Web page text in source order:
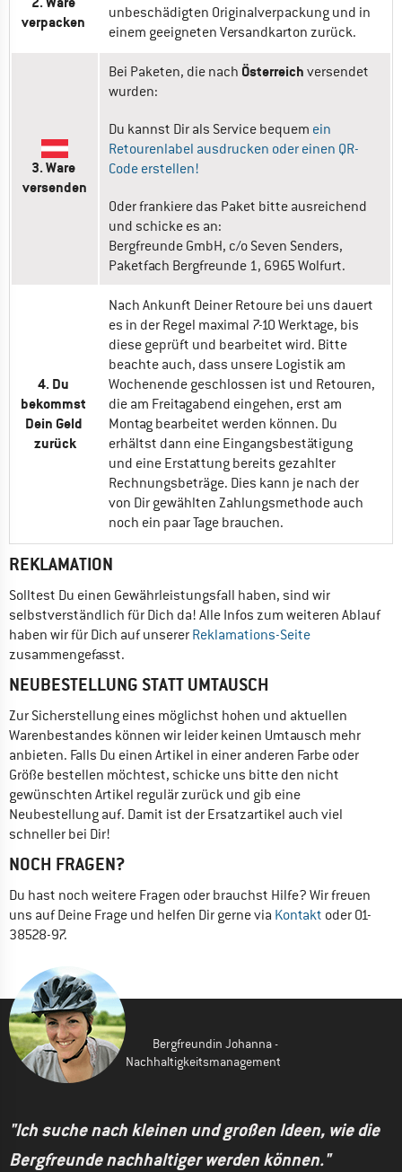
verpacken
unbeschädigten Originalverpackung und in
einem geeigneten Versandkarton zurück.
3. Ware
versenden
Bei Paketen, die nach Österreich versendet
wurden:
Du kannst Dir als Service bequem ein
Retourenlabel ausdrucken oder einen QR-
Code erstellen!
Oder frankiere das Paket bitte ausreichend
und schicke es an:
Bergfreunde GmbH, c/o Seven Senders,
Paketfach Bergfreunde 1, 6965 Wolfurt.
4. Du
bekommst
Dein Geld
zurück
Nach Ankunft Deiner Retoure bei uns dauert
es in der Regel maximal 7-10 Werktage, bis
diese geprüft und bearbeitet wird. Bitte
beachte auch, dass unsere Logistik am
Wochenende geschlossen ist und Retouren,
die am Freitagabend eingehen, erst am
Montag bearbeitet werden können. Du
erhältst dann eine Eingangsbestätigung
und eine Erstattung bereits gezahlter
Rechnungsbeträge. Dies kann je nach der
von Dir gewählten Zahlungsmethode auch
noch ein paar Tage brauchen.
REKLAMATION
Solltest Du einen Gewährleistungsfall haben, sind wir
selbstverständlich für Dich da! Alle Infos zum weiteren Ablauf
haben wir für Dich auf unserer Reklamations-Seite
zusammengefasst.
NEUBESTELLUNG STATT UMTAUSCH
Zur Sicherstellung eines möglichst hohen und aktuellen
Warenbestandes können wir leider keinen Umtausch mehr
anbieten. Falls Du einen Artikel in einer anderen Farbe oder
Größe bestellen möchtest, schicke uns bitte den nicht
gewünschten Artikel regulär zurück und gib eine
Neubestellung auf. Damit ist der Ersatzartikel auch viel
schneller bei Dir!
NOCH FRAGEN?
Du hast noch weitere Fragen oder brauchst Hilfe? Wir freuen
uns auf Deine Frage und helfen Dir gerne via Kontakt oder 01-
38528-97.
Bergfreundin Johanna -
Nachhaltigkeitsmanagement
"Ich suche nach kleinen und großen Ideen, wie die
Bergfreunde nachhaltiger werden können."